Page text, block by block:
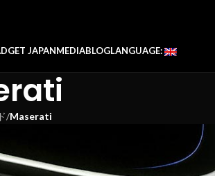
JAPANMEDIABLOGLANGUAGE:
/Maserati